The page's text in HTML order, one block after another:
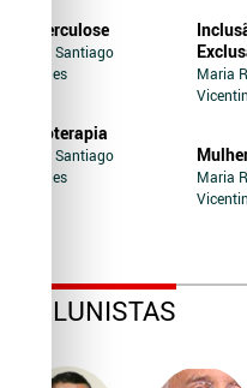
Tuberculose
Jairo Santiago
Novaes
Soroterapia
Jairo Santiago
Novaes
Maria
Vicentin
Maria
Vicentin
COLUNISTAS